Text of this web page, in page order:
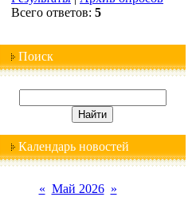
Всего ответов: 5
Поиск
Календарь новостей
« Май 2026 »